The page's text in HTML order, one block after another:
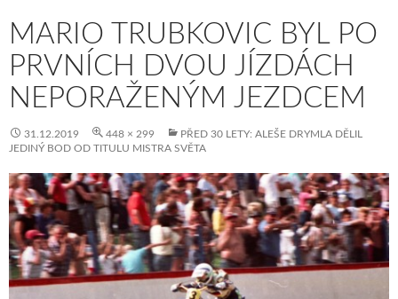
MARIO TRUBKOVIC BYL PO
PRVNÍCH DVOU JÍZDÁCH
NEPORAŽENÝM JEZDCEM
31.12.2019 448 × 299
PŘED 30 LETY: ALEŠE DRYMLA DĚLIL
JEDINÝ BOD OD TITULU MISTRA SVĚTA